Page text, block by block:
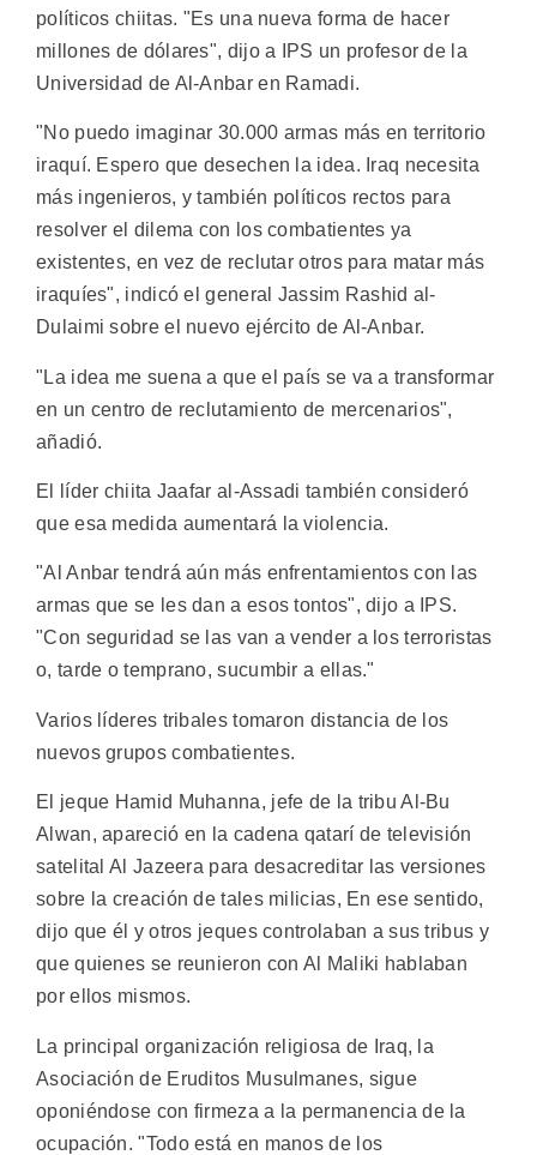
políticos chiitas. "Es una nueva forma de hacer
millones de dólares", dijo a IPS un profesor de la
Universidad de Al-Anbar en Ramadi.
"No puedo imaginar 30.000 armas más en territorio
iraquí. Espero que desechen la idea. Iraq necesita
más ingenieros, y también políticos rectos para
resolver el dilema con los combatientes ya
existentes, en vez de reclutar otros para matar más
iraquíes", indicó el general Jassim Rashid al-
Dulaimi sobre el nuevo ejército de Al-Anbar.
"La idea me suena a que el país se va a transformar
en un centro de reclutamiento de mercenarios",
añadió.
El líder chiita Jaafar al-Assadi también consideró
que esa medida aumentará la violencia.
"Al Anbar tendrá aún más enfrentamientos con las
armas que se les dan a esos tontos", dijo a IPS.
"Con seguridad se las van a vender a los terroristas
o, tarde o temprano, sucumbir a ellas."
Varios líderes tribales tomaron distancia de los
nuevos grupos combatientes.
El jeque Hamid Muhanna, jefe de la tribu Al-Bu
Alwan, apareció en la cadena qatarí de televisión
satelital Al Jazeera para desacreditar las versiones
sobre la creación de tales milicias, En ese sentido,
dijo que él y otros jeques controlaban a sus tribus y
que quienes se reunieron con Al Maliki hablaban
por ellos mismos.
La principal organización religiosa de Iraq, la
Asociación de Eruditos Musulmanes, sigue
oponiéndose con firmeza a la permanencia de la
ocupación. "Todo está en manos de los